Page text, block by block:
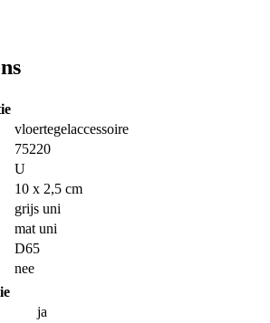
vloertegelaccessoire
75220
U
10 x 2,5 cm
grijs uni
mat uni
D65
nee
ja